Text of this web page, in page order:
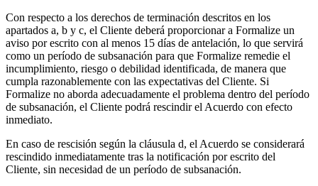
Con respecto a los derechos de terminación descritos en los
apartados a, b y c, el Cliente deberá proporcionar a Formalize un
aviso por escrito con al menos 15 días de antelación, lo que servirá
como un período de subsanación para que Formalize remedie el
incumplimiento, riesgo o debilidad identificada, de manera que
cumpla razonablemente con las expectativas del Cliente. Si
Formalize no aborda adecuadamente el problema dentro del período
de subsanación, el Cliente podrá rescindir el Acuerdo con efecto
inmediato.
En caso de rescisión según la cláusula d, el Acuerdo se considerará
rescindido inmediatamente tras la notificación por escrito del
Cliente, sin necesidad de un período de subsanación.